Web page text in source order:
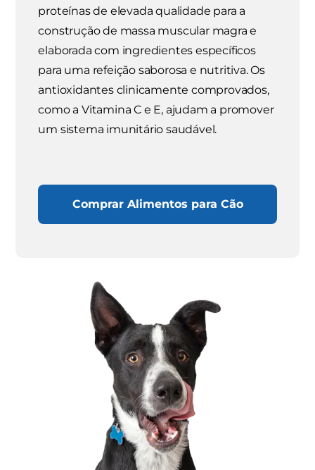
proteínas de elevada qualidade para a
construção de massa muscular magra e
elaborada com ingredientes específicos
para uma refeição saborosa e nutritiva. Os
antioxidantes clinicamente comprovados,
como a Vitamina C e E, ajudam a promover
um sistema imunitário saudável.
Comprar Alimentos para Cão